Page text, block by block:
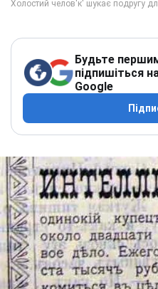
Будьте
підпишіться
Google